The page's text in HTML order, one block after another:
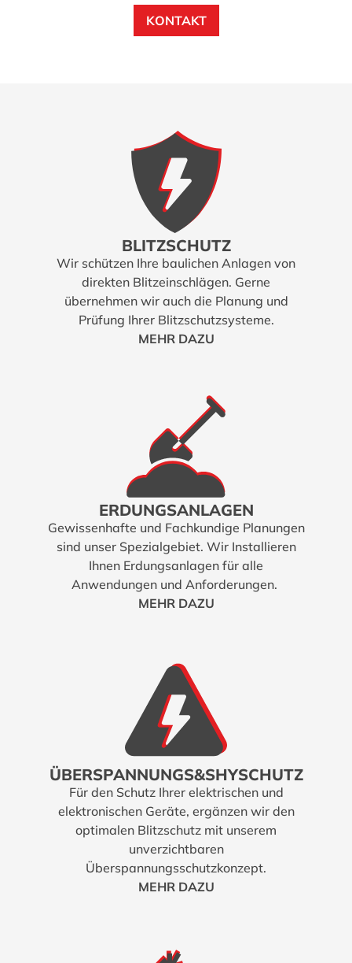
KONTAKT
BLITZSCHUTZ
Wir schützen Ihre baulichen Anlagen von
direkten Blitzeinschlägen. Gerne
übernehmen wir auch die Planung und
Prüfung Ihrer Blitzschutzsysteme.
MEHR DAZU
ERDUNGSANLAGEN
Gewissenhafte und Fachkundige Planungen
sind unser Spezialgebiet. Wir Installieren
Ihnen Erdungsanlagen für alle
Anwendungen und Anforderungen.
MEHR DAZU
ÜBERSPANNUNGS&SHYSCHUTZ
Für den Schutz Ihrer elektrischen und
elektronischen Geräte, ergänzen wir den
optimalen Blitzschutz mit unserem
unverzichtbaren
Überspannungsschutzkonzept.
MEHR DAZU